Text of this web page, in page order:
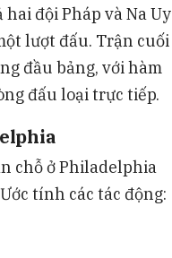
đội Pháp và Na Uy
lượt đấu. Trận cuối
đầu bảng, với hàm
đấu loại trực tiếp.
chỗ ở Philadelphia
tính các tác động: